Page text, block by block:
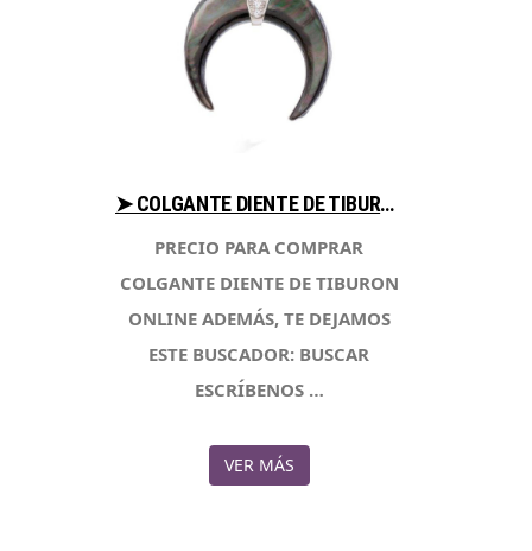
➤ COLGANTE DIENTE DE TIBURON ANALIZA PRECIOS AL COMPRAR CON LIBRERIAESOTERICA.NET
PRECIO PARA COMPRAR
COLGANTE DIENTE DE TIBURON
ONLINE ADEMÁS, TE DEJAMOS
ESTE BUSCADOR: BUSCAR
ESCRÍBENOS …
VER MÁS